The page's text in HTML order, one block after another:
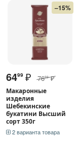
–15%
6499 ₽ 7699 ₽
Макаронные
изделия
Шебекинские
букатини Высший
сорт 350г
2 варианта товара